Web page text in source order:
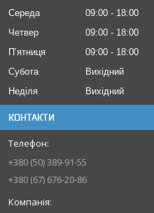
Середа
09:00
18:00
Четвер
09:00
18:00
Пʼятниця
09:00
18:00
Субота
Вихідний
Неділя
Вихідний
КОНТАКТИ
+380 (50) 389-91-55
+380 (67) 676-20-86